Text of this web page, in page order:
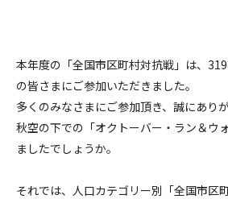
本年度の「全国市区町村対抗戦」は、
の皆さまにご参加いただきました。
多くのみなさまにご参加頂き、誠にあり
秋空の下での「オクトーバー・ラン＆ウ
ましたでしょうか。
それでは、人口カテゴリー別「全国市区